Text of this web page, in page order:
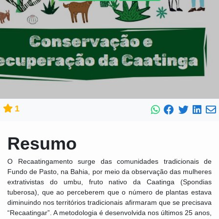
1
Resumo
O Recaatingamento surge das comunidades tradicionais de
Fundo de Pasto, na Bahia, por meio da observação das mulheres
extrativistas do umbu, fruto nativo da Caatinga (Spondias
tuberosa), que ao perceberem que o número de plantas estava
diminuindo nos territórios tradicionais afirmaram que se precisava
“Recaatingar”. A metodologia é desenvolvida nos últimos 25 anos,